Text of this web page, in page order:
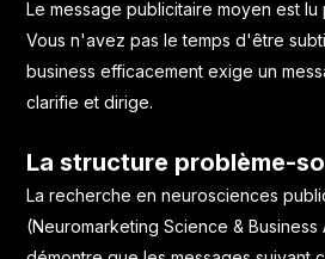
Le message publicitaire moyen est lu
Vous n'avez pas le temps d'être
business efficacement exige un
clarifie et dirige.
La structure problème-
La recherche en neurosciences
(Neuromarketing Science & Business